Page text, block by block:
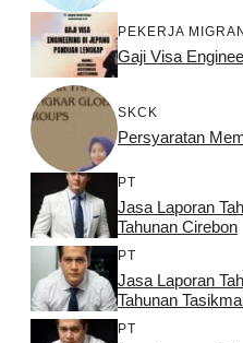
PEKERJA MIGRAN
Gaji Visa
SKCK
Persyaratan
PT
Jasa Laporan
Tahunan Cirebon
PT
Jasa Laporan
Tahunan
PT